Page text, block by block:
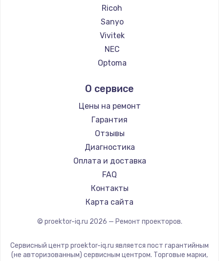
Ricoh
Sanyo
Vivitek
NEC
Optoma
Infocus
Barco
Xgimi
Canon
JVC
Casio
Hiper
HITACHI
Panasonic
О сервисе
Цены на ремонт
Гарантия
Отзывы
Диагностика
Оплата и доставка
FAQ
Контакты
Карта сайта
© proektor-iq.ru 2026 — Ремонт проекторов.
Сервисный центр proektor-iq.ru является пост гарантийным
(не авторизованным) сервисным центром. Торговые марки,